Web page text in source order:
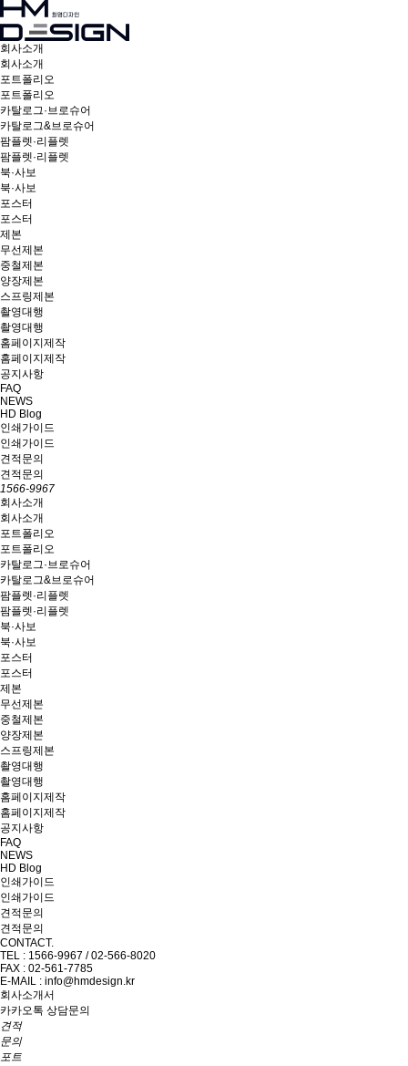
회사소개
회사소개
포트폴리오
포트폴리오
카탈로그·브로슈어
카탈로그&브로슈어
팜플렛·리플렛
팜플렛·리플렛
북·사보
북·사보
포스터
포스터
제본
무선제본
중철제본
양장제본
스프링제본
촬영대행
촬영대행
홈페이지제작
홈페이지제작
공지사항
FAQ
NEWS
HD Blog
인쇄가이드
인쇄가이드
견적문의
견적문의
1566-9967
회사소개
회사소개
포트폴리오
포트폴리오
카탈로그·브로슈어
카탈로그&브로슈어
팜플렛·리플렛
팜플렛·리플렛
북·사보
북·사보
포스터
포스터
제본
무선제본
중철제본
양장제본
스프링제본
촬영대행
촬영대행
홈페이지제작
홈페이지제작
공지사항
FAQ
NEWS
HD Blog
인쇄가이드
인쇄가이드
견적문의
견적문의
CONTACT.
TEL : 1566-9967 / 02-566-8020
FAX : 02-561-7785
E-MAIL : info@hmdesign.kr
회사소개서
카카오톡 상담문의
견적
문의
포트